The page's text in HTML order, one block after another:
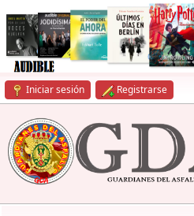
Iniciar sesión Registrarse